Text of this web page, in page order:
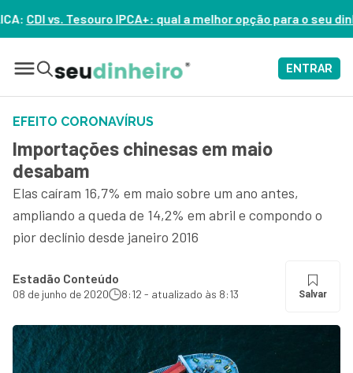
qual a melhor opção para o seu dinheiro hoje? – ASSISTA
ENTRAR
EFEITO CORONAVÍRUS
Importações chinesas em maio
desabam
Elas caíram 16,7% em maio sobre um ano antes,
ampliando a queda de 14,2% em abril e compondo o
pior declínio desde janeiro 2016
Estadão Conteúdo
08 de junho de 2020 8:12 - atualizado às 8:13 Salvar